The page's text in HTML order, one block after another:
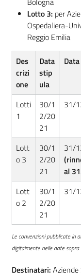
site
Seguici
su
Lotto 3: per
Ospedaliera-
Reggio Emilia
Des
crizi
one
Data
stip
ula
Lotti
1
30/1
2/20
21
31/
Lott
o 3
30/1
2/20
21
31/
al
Lott
o 2
30/1
2/20
21
31/
Le convenzioni pubblicate in
digitalmente nelle date sopra
Destinatari: